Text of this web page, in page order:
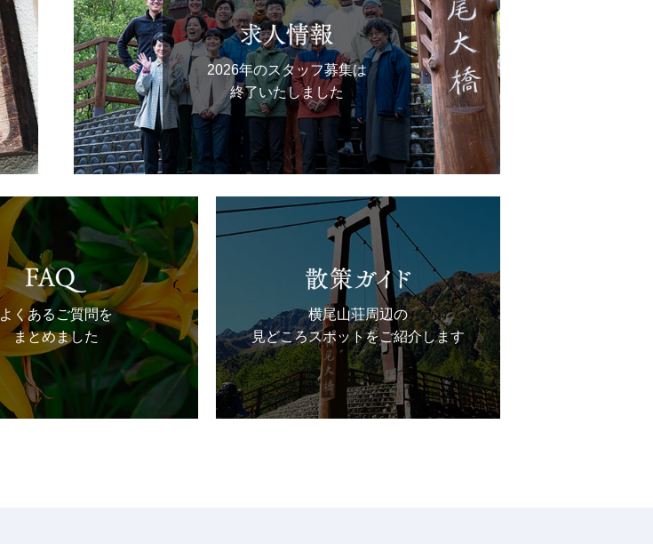
2026年のスタッフ募集は
終了いたしました
よくあるご質問を
まとめました
横尾山荘周辺の
見どころスポットをご紹介します